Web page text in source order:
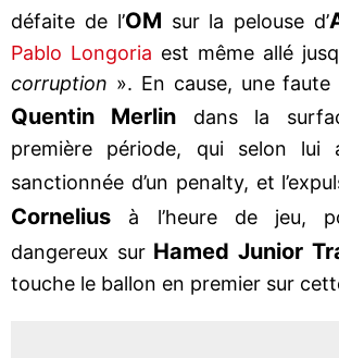
défaite de l’OM sur la pelouse d’
Pablo Longoria est même allé
corruption ». En cause, une
Quentin Merlin dans la
première période, qui selon lui
sanctionnée d’un penalty, et
Cornelius à l’heure de jeu,
dangereux sur Hamed Junior
touche le ballon en premier sur